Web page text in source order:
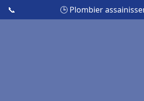
📞 🕒 Plombier